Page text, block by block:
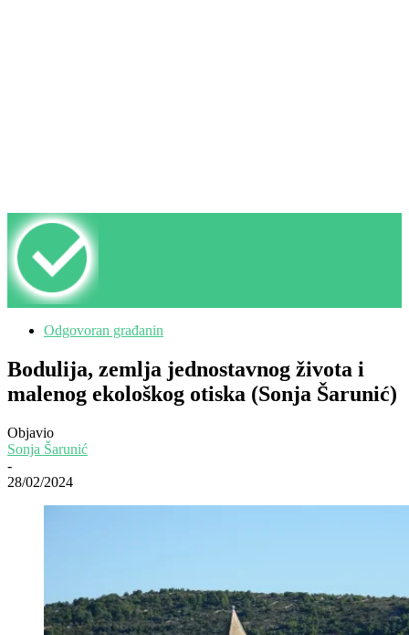
Odgovoran građanin
Bodulija, zemlja jednostavnog života i
malenog ekološkog otiska (Sonja Šarunić)
Objavio
Sonja Šarunić
-
28/02/2024